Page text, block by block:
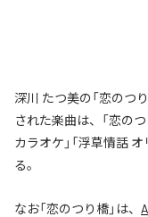
深川 たつ美の「恋のつ
された楽曲は、「恋の
カラオケ」「浮草情話
る。
なお「恋のつり橋」は、